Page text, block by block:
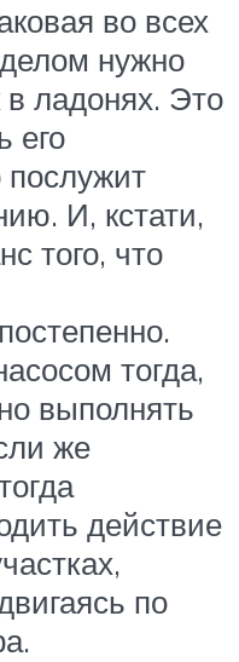
во всех
нужно
ладонях. Это
его
послужит
И, кстати,
того, что
тогда,
выполнять
же
действие
по